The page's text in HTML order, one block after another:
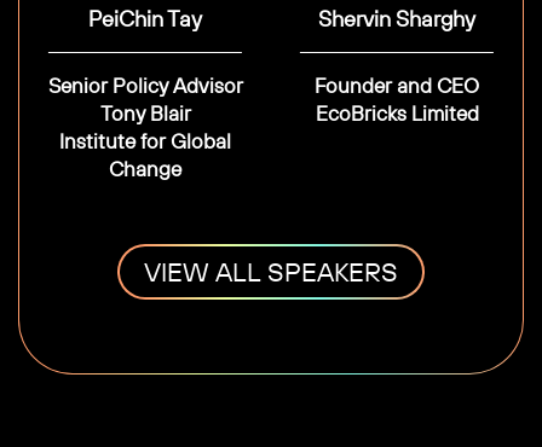
PeiChin Tay
Senior Policy Advisor
Tony Blair
Institute for Global
Change
Shervin Sharghy
Founder and CEO
EcoBricks Limited
VIEW ALL SPEAKERS